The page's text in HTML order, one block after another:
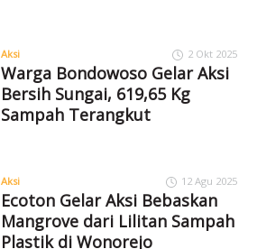
Aksi 2 Okt 2025
Warga Bondowoso Gelar Aksi
Bersih Sungai, 619,65 Kg
Sampah Terangkut
Aksi 12 Agu 2025
Ecoton Gelar Aksi Bebaskan
Mangrove dari Lilitan Sampah
Plastik di Wonorejo